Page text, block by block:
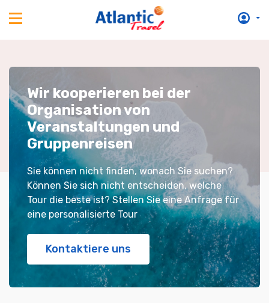
Wir kooperieren bei der
Organisation von
Veranstaltungen und
Gruppenreisen
Sie können nicht finden, wonach Sie suchen?
Können Sie sich nicht entscheiden, welche
Tour die beste ist? Stellen Sie eine Anfrage für
eine personalisierte Tour
Kontaktiere uns